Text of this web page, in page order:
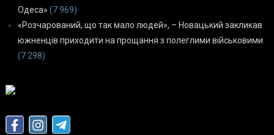
Одеса» (7 969)
«Розчарований, що так мало людей», – Новацький закликав
южненців приходити на прощання з полеглими військовими
(7 298)